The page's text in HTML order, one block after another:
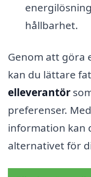
hållbarhet.
Genom att göra
kan du lättare
elleverantör
preferenser.
information kan
alternativet för